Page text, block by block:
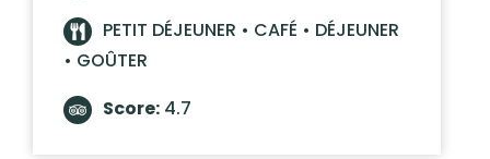
PETIT DÉJEUNER • CAFÉ • DÉJEUNER
• GOÛTER
Score: 4.7